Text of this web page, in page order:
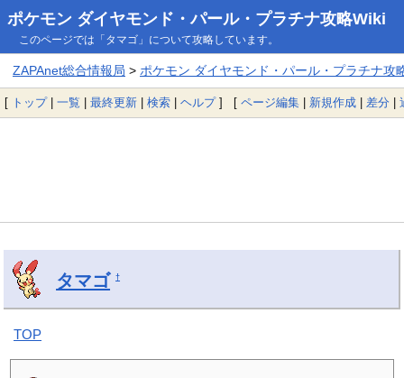
ポケモン ダイヤモンド・パール・プラチナ攻略Wiki
このページでは「タマゴ」について攻略しています。
ZAPAnet総合情報局 > ポケモン ダイヤモンド・パール・プラチナ攻
[ トップ| 一覧 | 最終更新 | 検索 | ヘルプ] [ ページ編集 | 新規作成 | 差分 |
タマゴ †
TOP